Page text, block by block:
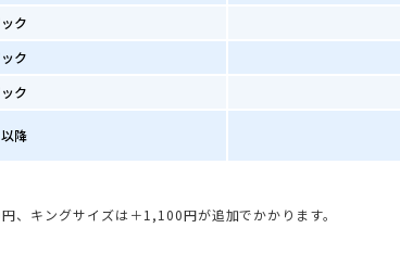
ク
ク
ク
降
、キングサイズは＋1,100円が追加でかかります。